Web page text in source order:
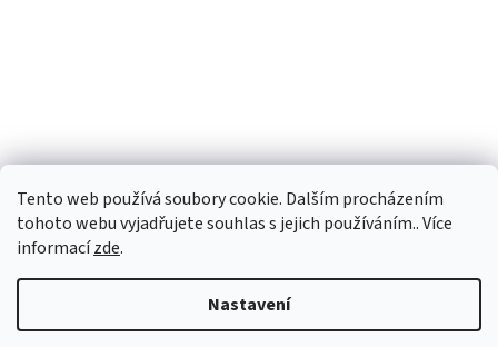
Tento web používá soubory cookie. Dalším procházením
tohoto webu vyjadřujete souhlas s jejich používáním.. Více
informacízde.
Nastavení